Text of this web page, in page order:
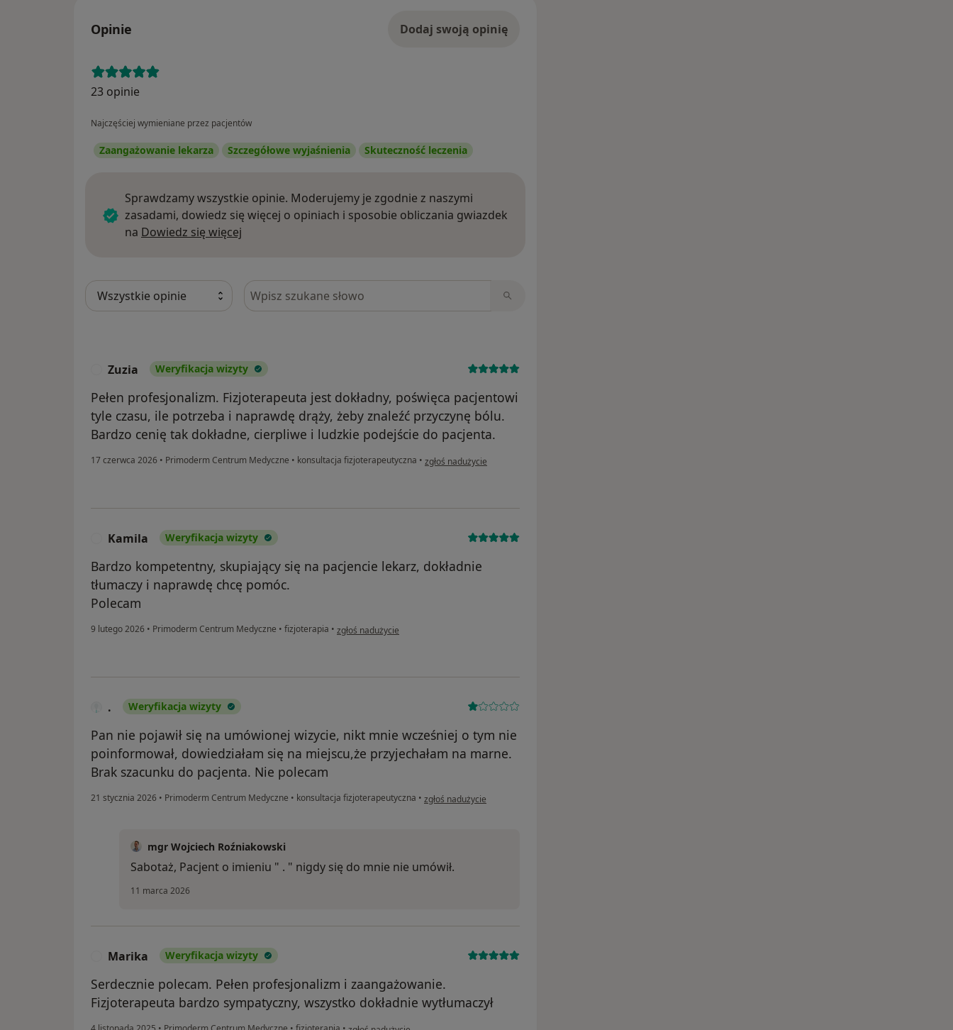
Opinie Dodaj swoją opinię
23 opinie
Najczęściej wymieniane przez pacjentów
Zaangażowanie lekarza Szczegółowe wyjaśnienia Skuteczność leczenia
Sprawdzamy wszystkie opinie. Moderujemy je zgodnie z naszymi
zasadami, dowiedz się więcej o opiniach i sposobie obliczania gwiazdek
na Dowiedz się więcej
Szukaj w opiniach
Zuzia Weryfikacja wizyty
Pełen profesjonalizm. Fizjoterapeuta jest dokładny, poświęca pacjentowi
tyle czasu, ile potrzeba i naprawdę drąży, żeby znaleźć przyczynę bólu.
Bardzo cenię tak dokładne, cierpliwe i ludzkie podejście do pacjenta.
17 czerwca 2026 • Primoderm Centrum Medyczne • konsultacja fizjoterapeutyczna • w opinii użytkownika Zuzia
zgłoś nadużycie
Kamila Weryfikacja wizyty
Bardzo kompetentny, skupiający się na pacjencie lekarz, dokładnie
tłumaczy i naprawdę chcę pomóc.
Polecam
9 lutego 2026 • Primoderm Centrum Medyczne • fizjoterapia • w opinii użytkownika Kamila
zgłoś nadużycie
. Weryfikacja wizyty
Pan nie pojawił się na umówionej wizycie, nikt mnie wcześniej o tym nie
poinformował, dowiedziałam się na miejscu,że przyjechałam na marne.
Brak szacunku do pacjenta. Nie polecam
21 stycznia 2026 • Primoderm Centrum Medyczne • konsultacja fizjoterapeutyczna • w opinii użytkownika .
zgłoś nadużycie
mgr Wojciech Roźniakowski
Sabotaż, Pacjent o imieniu " . " nigdy się do mnie nie umówił.
11 marca 2026
Marika Weryfikacja wizyty
Serdecznie polecam. Pełen profesjonalizm i zaangażowanie.
Fizjoterapeuta bardzo sympatyczny, wszystko dokładnie wytłumaczył
w opinii użytkownika Marika